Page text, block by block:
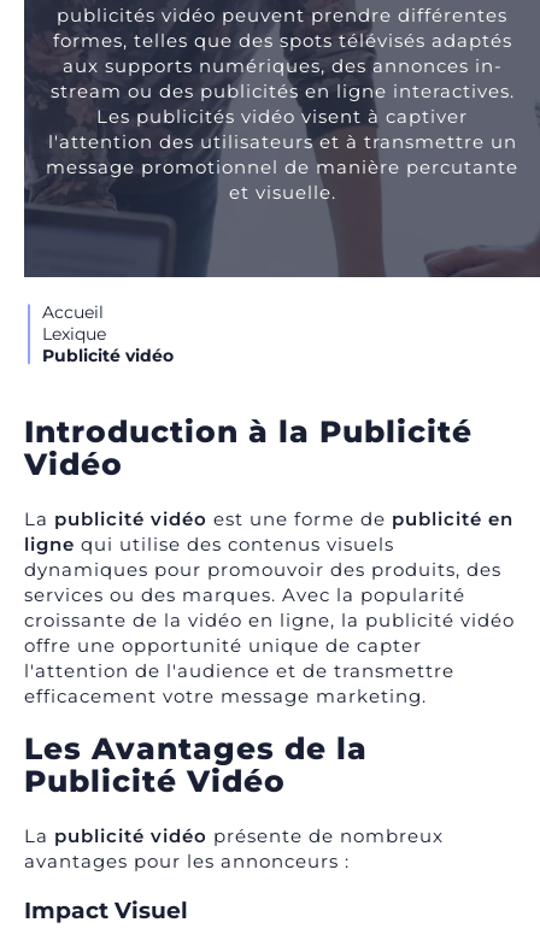
publicités vidéo peuvent prendre différentes
formes, telles que des spots télévisés adaptés
aux supports numériques, des annonces in-
stream ou des publicités en ligne interactives.
Les publicités vidéo visent à captiver
l'attention des utilisateurs et à transmettre un
message promotionnel de manière percutante
et visuelle.
Accueil
Lexique
Publicité vidéo
Introduction à la Publicité
Vidéo
La publicité vidéo est une forme de publicité en
ligne qui utilise des contenus visuels
dynamiques pour promouvoir des produits, des
services ou des marques. Avec la popularité
croissante de la vidéo en ligne, la publicité vidéo
offre une opportunité unique de capter
l'attention de l'audience et de transmettre
efficacement votre message marketing.
Les Avantages de la
Publicité Vidéo
La publicité vidéo présente de nombreux
avantages pour les annonceurs :
Impact Visuel